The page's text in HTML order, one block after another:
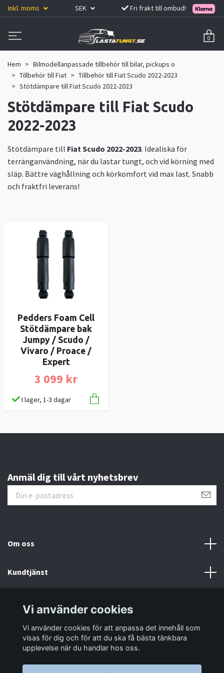
Inkl. moms SEK Fri frakt till ombud!
0
Hem
Bilmodellanpassade tillbehör till bilar, pickups o
Tillbehör till Fiat
Tillbehör till Fiat Scudo 2022-2023
Stötdämpare till Fiat Scudo 2022-2023
Stötdämpare till Fiat Scudo
2022-2023
Stötdämpare till Fiat Scudo 2022-2023. Idealiska för
terränganvändning, när du lastar tungt, och vid körning med
släp. Bättre väghållning och körkomfort vid max last. Snabb
och fraktfri leverans!
Pedders Foam Cell
Stötdämpare bak
Jumpy / Scudo /
Vivaro / Proace /
Expert
3 099 kr
I lager, 1-3 dagar
Anmäl dig till vårt nyhetsbrev
Om oss
Kundtjänst
Sociala medier
Vi använder cookies
Vi använder cookies för att anpassa det innehåll som
visas för dig och för att du ska få bästa tänkbara
upplevelse när du handlar hos oss.